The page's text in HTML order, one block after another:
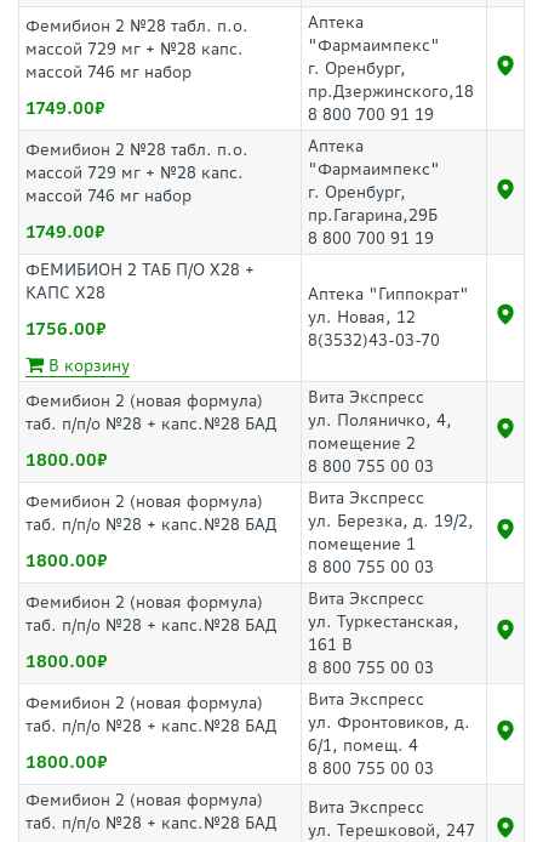
Фемибион 2 №28 табл. п.о.
массой 729 мг + №28 капс.
массой 746 мг набор
1749.00
Аптека
"Фармаимпекс"
г. Оренбург,
пр.Дзержинского,18
8 800 700 91 19
Фемибион 2 №28 табл. п.о.
массой 729 мг + №28 капс.
массой 746 мг набор
1749.00
Аптека
"Фармаимпекс"
г. Оренбург,
пр.Гагарина,29Б
8 800 700 91 19
ФЕМИБИОН 2 ТАБ П/О Х28 +
КАПС Х28
1756.00
В корзину
Аптека "Гиппократ"
ул. Новая, 12
8(3532)43-03-70
Фемибион 2 (новая формула)
таб. п/п/о №28 + капс.№28 БАД
1800.00
Вита Экспресс
ул. Поляничко, 4,
помещение 2
8 800 755 00 03
Фемибион 2 (новая формула)
таб. п/п/о №28 + капс.№28 БАД
1800.00
Вита Экспресс
ул. Березка, д. 19/2,
помещение 1
8 800 755 00 03
Фемибион 2 (новая формула)
таб. п/п/о №28 + капс.№28 БАД
1800.00
Вита Экспресс
ул. Туркестанская,
161 В
8 800 755 00 03
Фемибион 2 (новая формула)
таб. п/п/о №28 + капс.№28 БАД
1800.00
Вита Экспресс
ул. Фронтовиков, д.
6/1, помещ. 4
8 800 755 00 03
Фемибион 2 (новая формула)
таб. п/п/о №28 + капс.№28 БАД
Вита Экспресс
ул. Терешковой, 247